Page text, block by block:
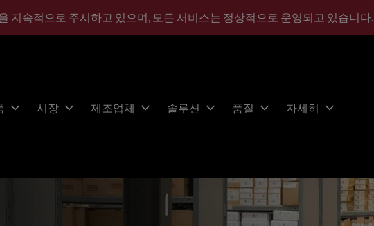
지속적으로 주시하고 있으며, 모든 서비스는 정상적으로 운영되고 있습니다.
시장 제조업체 솔루션 품질 자세히